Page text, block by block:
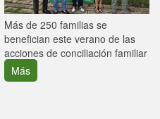
Más de 250 familias se
benefician este verano de las
acciones de conciliación familiar
Más